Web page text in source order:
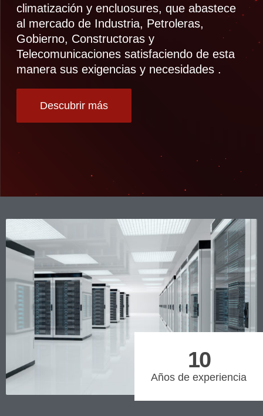
climatización y encluosures, que abastece
al mercado de Industria, Petroleras,
Gobierno, Constructoras y
Telecomunicaciones satisfaciendo de esta
manera sus exigencias y necesidades .
Descubrir más
Años de experiencia
10